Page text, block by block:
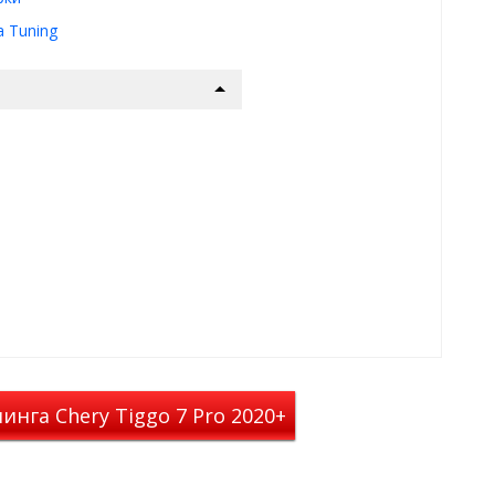
кто у вас находится -
и ваш авто.
- оштрафуют или нет.
абсолютно законно.
Tuning
Chery Tiggo 7 Pro 2020+